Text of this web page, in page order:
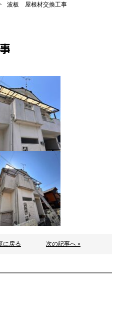
波板 屋根材交換工事
に戻る 次の記事へ »